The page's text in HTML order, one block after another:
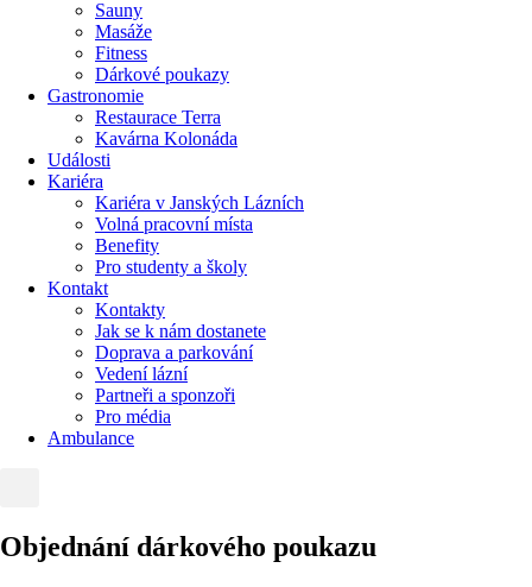
Sauny
Masáže
Fitness
Dárkové poukazy​
Gastronomie
Restaurace Terra
Kavárna Kolonáda
Události
Kariéra
Kariéra v Janských Lázních
Volná pracovní místa
Benefity
Pro studenty a školy
Kontakt
Kontakty
Jak se k nám dostanete
Doprava a parkování
Vedení lázní
Partneři a sponzoři
Pro média
Ambulance
Objednání dárkového poukazu